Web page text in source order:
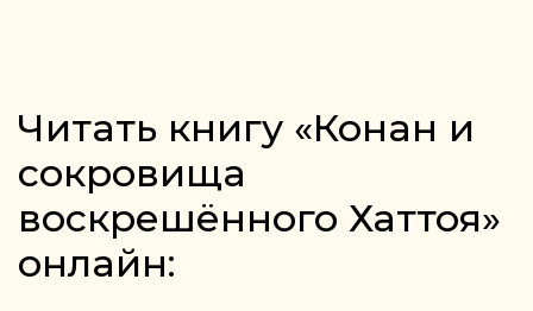
Читать книгу «Конан и
сокровища
воскрешённого Хаттоя»
онлайн: